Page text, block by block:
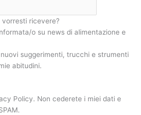
vorresti ricevere?
o su news di alimentazione e
suggerimenti, trucchi e strumenti
abitudini.
Policy. Non cederete i miei dati e